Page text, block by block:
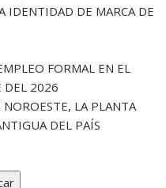
IDENTIDAD DE MARCA DE
FORMAL EN EL
DEL 2026
NOROESTE, LA PLANTA
DEL PAÍS